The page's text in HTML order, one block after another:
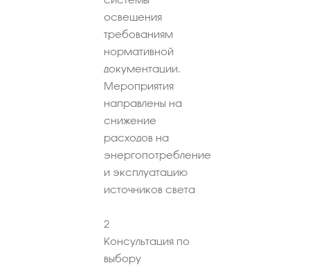
освещения
требованиям
нормативной
документации.
Мероприятия
направлены на
снижение
расходов на
энергопотребление
и эксплуатацию
источников света
2
Консультация по
выбору